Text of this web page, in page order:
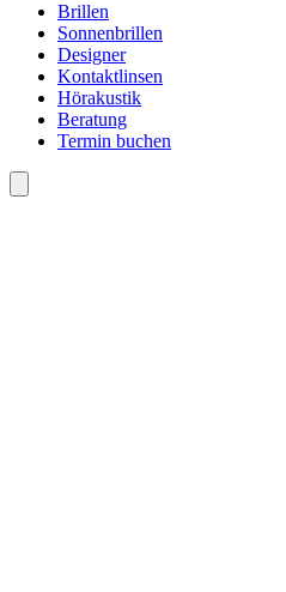
Brillen
Sonnenbrillen
Designer
Kontaktlinsen
Hörakustik
Beratung
Termin buchen